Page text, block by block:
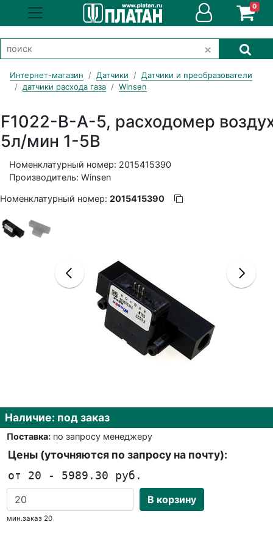
0
Интернет-магазин Датчики
Датчики и преобразователи
датчики расхода газа
Winsen
F1022-B-A-5, расходомер
5л/мин 1-5В
Номенклатурный номер: 2015415390
Производитель: Winsen
Номенклатурный номер: 2015415390
Наличие: под заказ
Поставка:по запросу менеджеру
Цены (уточняются по запросу на почту):
от 20 - 5989.30 руб.
В корзину
мин.заказ 20